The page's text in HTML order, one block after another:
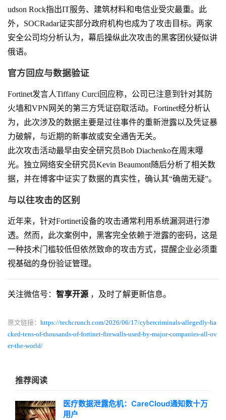
udson Rock指出IT服务、建筑材料和电信业受灾最重。此
外，SOCRadar证实部分政府机构也成为了攻击目标。两家
安全公司均分析认为，幕后操纵此次攻击的黑客团伙疑似讲
俄语。
官方回应与数据验证
Fortinet发言人Tiffany Curci回应称，公司已注意到针对其防
火墙和VPN网关的第三方凭证窃取活动。Fortinet经分析认
为，此次涉及的数据主要是过往事件的重新泄露以及凭证暴
力破解，与近期的新事故或安全通告无关。
此次攻击活动最早由安全研究员Bob Diachenko在周末曝
光。独立网络安全研究员Kevin Beaumont随后分析了相关数
据，并在博客中证实了数据的真实性，确认其“确凿无疑”。
与以往攻击的区别
近年来，针对Fortinet设备的攻击通常利用系统漏洞进行渗
透。然而，此次案例中，黑客完全依赖于泄露的密码，这是
一种技术门槛较低但依然致命的攻击方式，提醒企业必须重
视基础的身份验证管理。
关注微信号： 智享开源 ，及时了解更新信息。
原文链接： https://techcrunch.com/2026/06/17/cybercriminals-allegedly-ha
cked-tens-of-thousands-of-fortinet-firewalls-used-by-major-companies-all-ov
er-the-world/
推荐阅读
医疗数据泄露危机：CareCloud通知数十万
用户